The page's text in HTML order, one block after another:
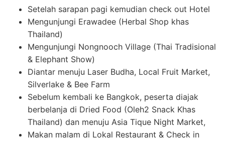
Setelah sarapan pagi kemudian check out Hotel
Mengunjungi Erawadee (Herbal Shop khas
Thailand)
Mengunjungi Nongnooch Village (Thai Tradisional
& Elephant Show)
Diantar menuju Laser Budha, Local Fruit Market,
Silverlake & Bee Farm
Sebelum kembali ke Bangkok, peserta diajak
berbelanja di Dried Food (Oleh2 Snack Khas
Thailand) dan menuju Asia Tique Night Market,
Makan malam di Lokal Restaurant & Check in